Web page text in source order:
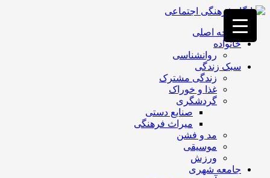
فصد
خون
غرب
تهران
خشکشویی
تصفیه
تهران
صفحه اصلی
خانواده
روانشناسی
سبک زندگی
زندگی مشترک
غذا و خوراک
گردشگری
صنایع دستی
میراث فرهنگی
مد و فشن
موسیقی
ورزش
جامعه شهری